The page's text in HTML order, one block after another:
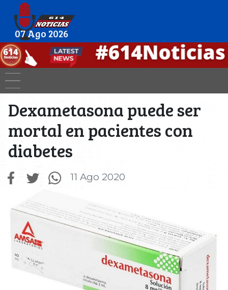
07 Ago 2026
Dexametasona puede ser
mortal en pacientes con
diabetes
11 Ago 2020